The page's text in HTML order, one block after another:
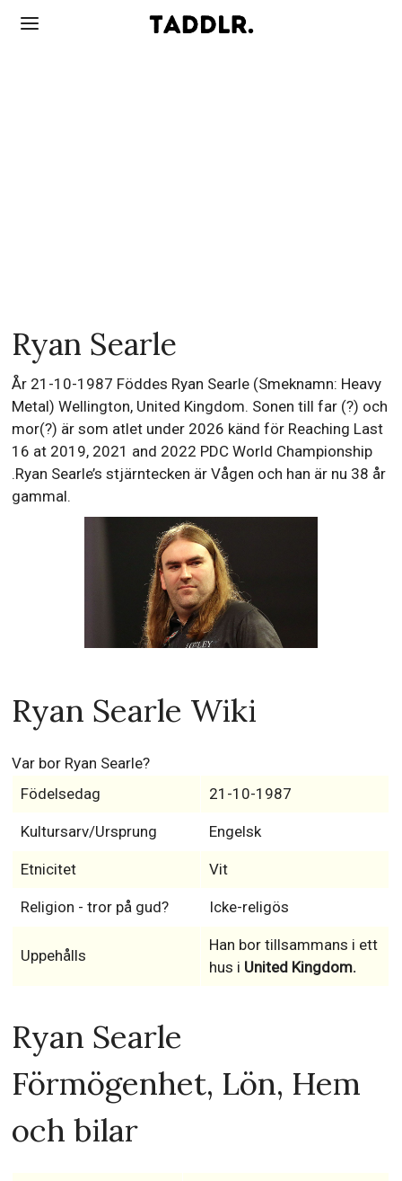
Ryan Searle
År 21-10-1987 Föddes Ryan Searle (Smeknamn: Heavy
Metal) Wellington, United Kingdom. Sonen till far (?) och
mor(?) är som atlet under 2026 känd för Reaching Last
16 at 2019, 2021 and 2022 PDC World Championship
.Ryan Searle’s stjärntecken är Vågen och han är nu 38 år
gammal.
Ryan Searle Wiki
Var bor Ryan Searle?
Födelsedag
21-10-1987
Kultursarv/Ursprung Engelsk
Etnicitet Vit
Religion - tror på gud? Icke-religös
Uppehålls
Han bor tillsammans i ett
hus i United Kingdom.
Ryan Searle
Förmögenhet, Lön, Hem
och bilar